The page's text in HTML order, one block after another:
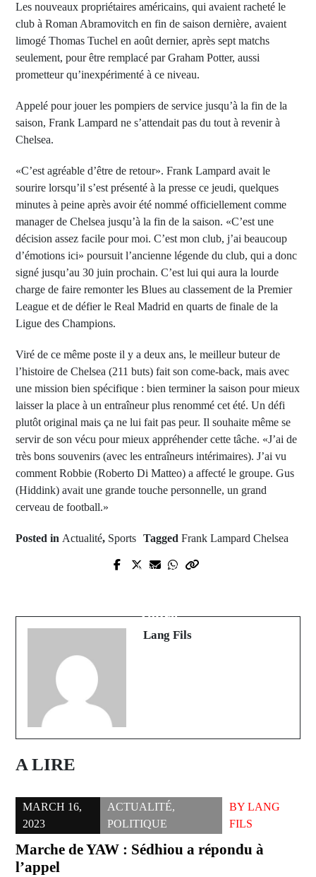
Les nouveaux propriétaires américains, qui avaient racheté le
club à Roman Abramovitch en fin de saison dernière, avaient
limogé Thomas Tuchel en août dernier, après sept matchs
seulement, pour être remplacé par Graham Potter, aussi
prometteur qu’inexpérimenté à ce niveau.
Appelé pour jouer les pompiers de service jusqu’à la fin de la
saison, Frank Lampard ne s’attendait pas du tout à revenir à
Chelsea.
«C’est agréable d’être de retour». Frank Lampard avait le
sourire lorsqu’il s’est présenté à la presse ce jeudi, quelques
minutes à peine après avoir été nommé officiellement comme
manager de Chelsea jusqu’à la fin de la saison. «C’est une
décision assez facile pour moi. C’est mon club, j’ai beaucoup
d’émotions ici» poursuit l’ancienne légende du club, qui a donc
signé jusqu’au 30 juin prochain. C’est lui qui aura la lourde
charge de faire remonter les Blues au classement de la Premier
League et de défier le Real Madrid en quarts de finale de la
Ligue des Champions.
Viré de ce même poste il y a deux ans, le meilleur buteur de
l’histoire de Chelsea (211 buts) fait son come-back, mais avec
une mission bien spécifique : bien terminer la saison pour mieux
laisser la place à un entraîneur plus renommé cet été. Un défi
plutôt original mais ça ne lui fait pas peur. Il souhaite même se
servir de son vécu pour mieux appréhender cette tâche. «J’ai de
très bons souvenirs (avec les entraîneurs intérimaires). J’ai vu
comment Robbie (Roberto Di Matteo) a affecté le groupe. Gus
(Hiddink) avait une grande touche personnelle, un grand
cerveau de football.»
Posted in Actualité, Sports Tagged Frank Lampard Chelsea
Prev Post
Touré
Lang Fils
A LIRE
MARCH 16,
2023
ACTUALITÉ,
POLITIQUE
BYLANG
FILS
Marche de YAW : Sédhiou a répondu à
l’appel